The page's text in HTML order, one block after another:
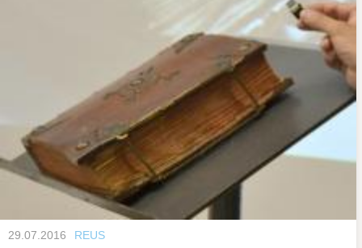
29.07.2016 REUS